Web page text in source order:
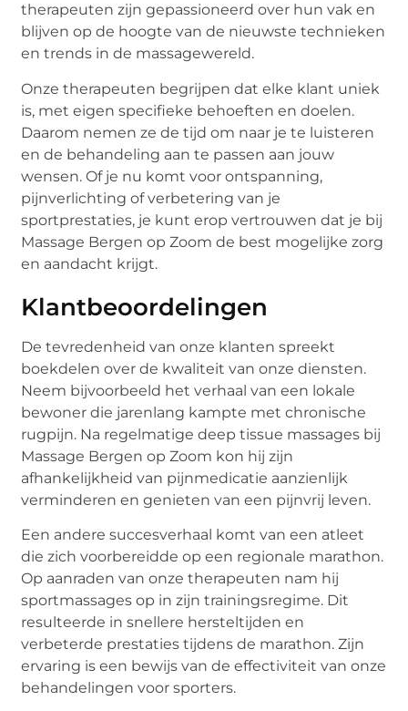
therapeuten zijn gepassioneerd over hun vak en
blijven op de hoogte van de nieuwste technieken
en trends in de massagewereld.
Onze therapeuten begrijpen dat elke klant uniek
is, met eigen specifieke behoeften en doelen.
Daarom nemen ze de tijd om naar je te luisteren
en de behandeling aan te passen aan jouw
wensen. Of je nu komt voor ontspanning,
pijnverlichting of verbetering van je
sportprestaties, je kunt erop vertrouwen dat je bij
Massage Bergen op Zoom de best mogelijke zorg
en aandacht krijgt.
Klantbeoordelingen
De tevredenheid van onze klanten spreekt
boekdelen over de kwaliteit van onze diensten.
Neem bijvoorbeeld het verhaal van een lokale
bewoner die jarenlang kampte met chronische
rugpijn. Na regelmatige deep tissue massages bij
Massage Bergen op Zoom kon hij zijn
afhankelijkheid van pijnmedicatie aanzienlijk
verminderen en genieten van een pijnvrij leven.
Een andere succesverhaal komt van een atleet
die zich voorbereidde op een regionale marathon.
Op aanraden van onze therapeuten nam hij
sportmassages op in zijn trainingsregime. Dit
resulteerde in snellere hersteltijden en
verbeterde prestaties tijdens de marathon. Zijn
ervaring is een bewijs van de effectiviteit van onze
behandelingen voor sporters.